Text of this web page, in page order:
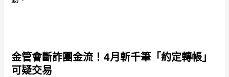
金管會斷詐團金流！4月斬千筆「約定轉帳」
可疑交易